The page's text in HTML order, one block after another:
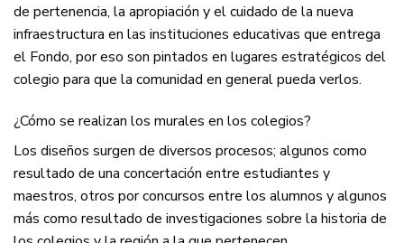
de pertenencia, la apropiación y el cuidado de la nueva
infraestructura en las instituciones educativas que entrega
el Fondo, por eso son pintados en lugares estratégicos del
colegio para que la comunidad en general pueda verlos.
¿Cómo se realizan los murales en los colegios?
Los diseños surgen de diversos procesos; algunos como
resultado de una concertación entre estudiantes y
maestros, otros por concursos entre los alumnos y algunos
más como resultado de investigaciones sobre la historia de